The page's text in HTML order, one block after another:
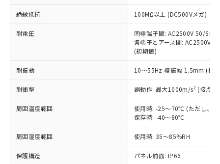
絶縁抵抗 100MΩ以上 (DC500Vメガ)
耐電圧
同極端子間: AC2500V 50/
各端子とアース間: AC2500V
(初期値)
耐振動 10～55Hz 複振幅 1.5mm (接
耐衝撃 誤動作: 最大1000m/s2 (接点
周囲温度範囲
使用時: -25～70℃ (ただし、氷
保存時: -40～80℃
周囲湿度範囲 使用時: 35～85%RH
保護構造 パネル前面: IP66
以下の条件をお読みいただき、同意のうえ
ご利用ください。
本サービスは、当社制御機器事業取扱
商品の当社在庫状況および標準価格
(税抜)を提供させていただくもので
本サービスの対象外となる商品もある
ことをご了承ください。
在庫状況および標準価格照会結果は、
記載している更新日時点での社内デー
タに基づき作成されるものであり、閲
覧された時点での実際の在庫および標
準価格とは異なる場合があることをご
非含有に非対応の商品で、対応品を出す予
定はありません。
調査・確認中：EU RoHS指令（10物質）の
非含有の対応状況を調査中または確認中の
非該当品：ライセンス料など無形物で、有
害物質有無と関係のない商品です。
仕入先様の事情により、非含有部品として
いたものが、含有品と判明した場合などや
ミウム(Cd) 100ppm以下、
六価クロム(Cr(Ⅵ)) 1000ppm以下、ポリ臭化ビフェニル
類(PBB) 1000ppm以下、ポリ臭化ジフェニルエーテル類
(PBDE) 1000ppm以下、フタル酸ビス(2-エチルヘキシ
「○」：最大均質材料含有率が中国RoHSの
基準値以下であることを示します。
「×」：最大均質材料含有率が中国RoHSの
基準値を超えていることを示します。
「－」：未確認です。当社販売部門へお問
い合わせください。
Pb(鉛) :1000ppm、 Hg(水銀) : 1000ppm、 Cd(カドミウ
Cr(Ⅵ)(六価クロム) : 1000ppm、 PBBs(ポリ臭化ビフェ
当社は、これら貴社製品のうち、外国
為替および外国貿易法に定める商品
（以下｢規制貨物等」という）を輸出
または国外への提供する場合は、日本
国政府の輸出許可(または役務取引許
可)を取得するなどの必要な手続きを
号